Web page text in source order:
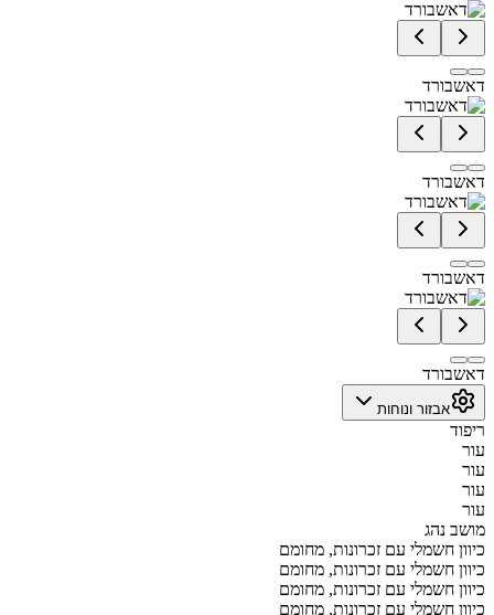
דאשבורד
דאשבורד
דאשבורד
דאשבורד
אבזור ונוחות
ריפוד
עור
עור
עור
עור
מושב נהג
כיוון חשמלי עם זכרונות, מחומם
כיוון חשמלי עם זכרונות, מחומם
כיוון חשמלי עם זכרונות, מחומם
כיוון חשמלי עם זכרונות, מחומם